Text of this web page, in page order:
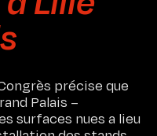
précise que
Palais –
surfaces nues a lieu